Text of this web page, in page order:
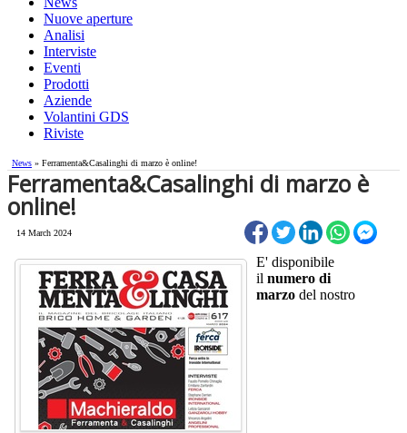
Nuove aperture
Analisi
Interviste
Eventi
Prodotti
Aziende
Volantini GDS
Riviste
News » Ferramenta&Casalinghi di marzo è online!
Ferramenta&Casalinghi di marzo è
online!
14 March 2024
E' disponibile
il numero di
marzo del nostro